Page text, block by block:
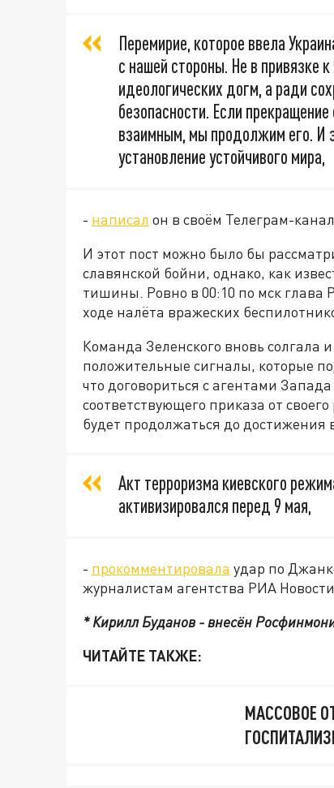
Перемирие, которое ввела
с нашей стороны. Не в привязке
идеологических догм, а ради
безопасности. Если
взаимным, мы продолжим его. И
установление устойчивого мира,
- написал он в своём Телеграм-
И этот пост можно было бы
славянской бойни, однако, как
тишины. Ровно в 00:10 по мск глава
ходе налёта вражеских
Команда Зеленского вновь солгала
положительные сигналы, которые
что договориться с агентами
соответствующего приказа от
будет продолжаться до
Акт терроризма киевского
активизировался перед 9 мая,
- прокомментировала удар по
журналистам агентства РИА
* Кирилл Буданов - внесён
ЧИТАЙТЕ ТАКЖЕ:
МАССОВОЕ